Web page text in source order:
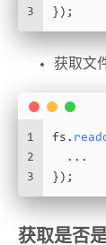
3
});
获取文
1
2
3
fs.
  ...
});
获取是否